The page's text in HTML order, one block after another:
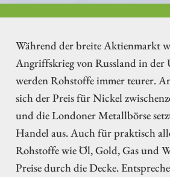
Während der breite Aktienmarkt
Angriffskrieg von Russland in der
werden Rohstoffe immer teurer.
sich der Preis für Nickel
und die Londoner Metallbörse
Handel aus. Auch für praktisch
Rohstoffe wie Öl, Gold, Gas und
Preise durch die Decke.